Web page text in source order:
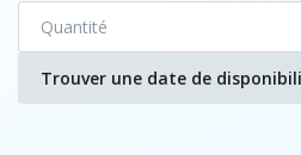
Trouver une date de